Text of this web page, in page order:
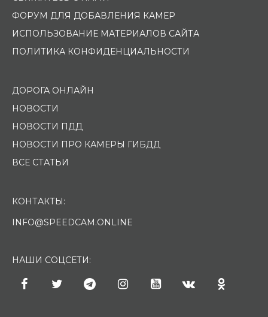
ФОРУМ ДЛЯ ДОБАВЛЕНИЯ КАМЕР
ИСПОЛЬЗОВАНИЕ МАТЕРИАЛОВ САЙТА
ПОЛИТИКА КОНФИДЕНЦИАЛЬНОСТИ
ДОРОГА ОНЛАЙН
НОВОСТИ
НОВОСТИ ПДД
НОВОСТИ ПРО КАМЕРЫ ГИБДД
ВСЕ СТАТЬИ
КОНТАКТЫ:
INFO@SPEEDCAM.ONLINE
НАШИ СОЦСЕТИ: